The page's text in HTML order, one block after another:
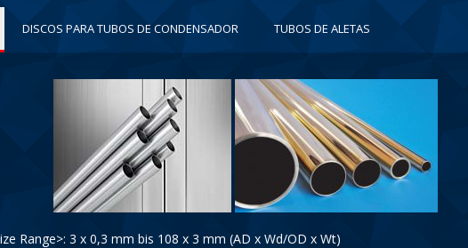
DISCOS PARA TUBOS DE CONDENSADOR TUBOS DE ALETAS
Range>: 3 x 0,3 mm bis 108 x 3 mm (AD x Wd/OD x Wt)